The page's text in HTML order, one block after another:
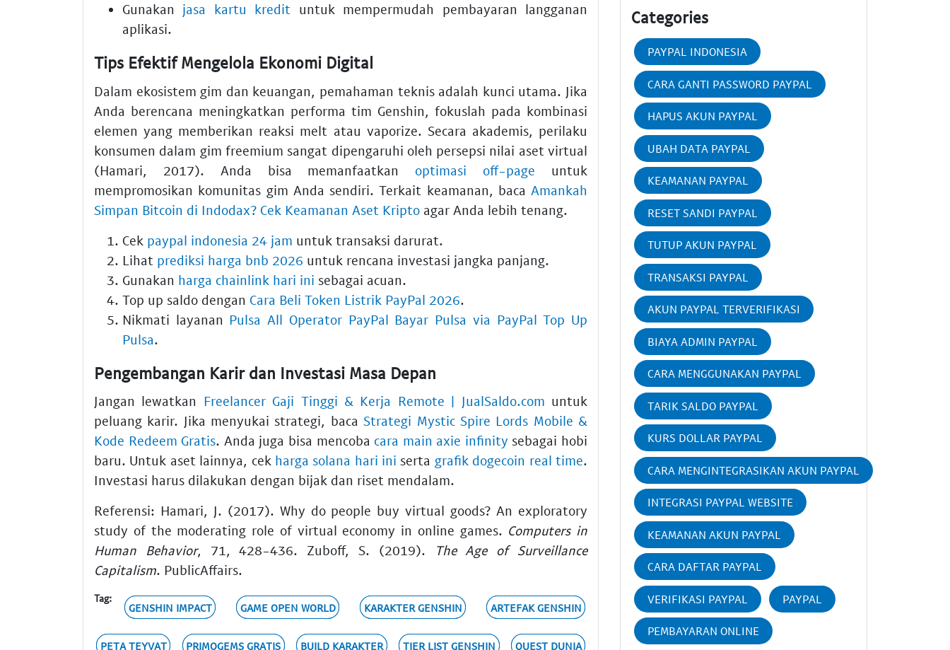
Gunakan jasa kartu kredit untuk mempermudah pembayaran langganan
aplikasi.
Tips Efektif Mengelola Ekonomi Digital
Dalam ekosistem gim dan keuangan, pemahaman teknis adalah kunci utama. Jika
Anda berencana meningkatkan performa tim Genshin, fokuslah pada kombinasi
elemen yang memberikan reaksi melt atau vaporize. Secara akademis, perilaku
konsumen dalam gim freemium sangat dipengaruhi oleh persepsi nilai aset virtual
(Hamari, 2017). Anda bisa memanfaatkan optimasi off-page untuk
mempromosikan komunitas gim Anda sendiri. Terkait keamanan, baca Amankah
Simpan Bitcoin di Indodax? Cek Keamanan Aset Kripto agar Anda lebih tenang.
Cek paypal indonesia 24 jam untuk transaksi darurat.
Lihat prediksi harga bnb 2026 untuk rencana investasi jangka panjang.
Gunakan harga chainlink hari ini sebagai acuan.
Top up saldo dengan Cara Beli Token Listrik PayPal 2026.
Nikmati layanan Pulsa All Operator PayPal Bayar Pulsa via PayPal Top Up
Pulsa.
Pengembangan Karir dan Investasi Masa Depan
Jangan lewatkan Freelancer Gaji Tinggi & Kerja Remote | JualSaldo.com untuk
peluang karir. Jika menyukai strategi, bacaStrategi Mystic Spire Lords Mobile &
Kode Redeem Gratis. Anda juga bisa mencoba cara main axie infinity sebagai hobi
baru. Untuk aset lainnya, cek harga solana hari ini serta grafik dogecoin real time.
Investasi harus dilakukan dengan bijak dan riset mendalam.
Referensi: Hamari, J. (2017). Why do people buy virtual goods? An exploratory
study of the moderating role of virtual economy in online games. Computers in
Human Behavior, 71, 428-436. Zuboff, S. (2019).
The Age of Surveillance
Capitalism. PublicAffairs.
Tag:
GENSHIN IMPACT GAME OPEN WORLD KARAKTER GENSHIN ARTEFAK GENSHIN
PETA TEYVAT PRIMOGEMS GRATIS BUILD KARAKTER TIER LIST GENSHIN QUEST DUNIA
Categories
PAYPAL INDONESIA
CARA GANTI PASSWORD PAYPAL
HAPUS AKUN PAYPAL
UBAH DATA PAYPAL
KEAMANAN PAYPAL
RESET SANDI PAYPAL
TUTUP AKUN PAYPAL
TRANSAKSI PAYPAL
AKUN PAYPAL TERVERIFIKASI
BIAYA ADMIN PAYPAL
CARA MENGGUNAKAN PAYPAL
TARIK SALDO PAYPAL
KURS DOLLAR PAYPAL
CARA MENGINTEGRASIKAN AKUN PAYPAL
INTEGRASI PAYPAL WEBSITE
KEAMANAN AKUN PAYPAL
CARA DAFTAR PAYPAL
VERIFIKASI PAYPAL PAYPAL
PEMBAYARAN ONLINE